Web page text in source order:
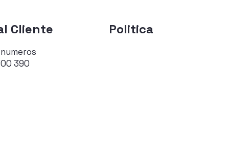
Cliente Politica
390